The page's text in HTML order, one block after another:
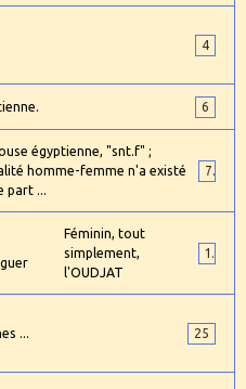
4
6
égyptienne, "snt.f" ;
homme-femme n'a existé
part ...
7
Féminin, tout
simplement,
l'OUDJAT
1
... 25